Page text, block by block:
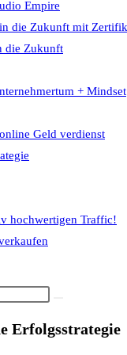
Empire
die Zukunft mit
die Zukunft
+ Mindset
Geld verdienst
hochwertigen Traffic!
Erfolgsstrategie